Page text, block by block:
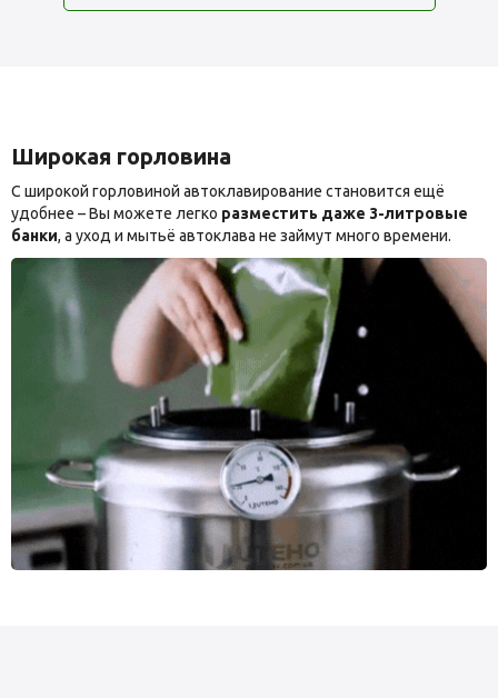
Широкая горловина
С широкой горловиной автоклавирование становится ещё
удобнее – Вы можете легко разместить даже 3-литровые
банки, а уход и мытьё автоклава не займут много времени.